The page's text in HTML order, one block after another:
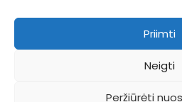
Priimti
Neigti
Peržiūrėti
Visos teisės saugomos ©